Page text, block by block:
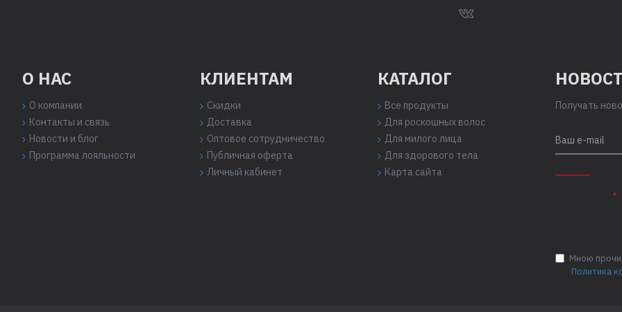
О НАС
О компании
Контакты и связь
Новости и блог
Программа лояльности
КЛИЕНТАМ
Скидки
Доставка
Оптовое сотрудничество
Публичная оферта
Личный кабинет
КАТАЛОГ
Все продукты
Для роскошных волос
Для милого лица
Для здорового тела
Карта сайта
Получать
Мною
Политика